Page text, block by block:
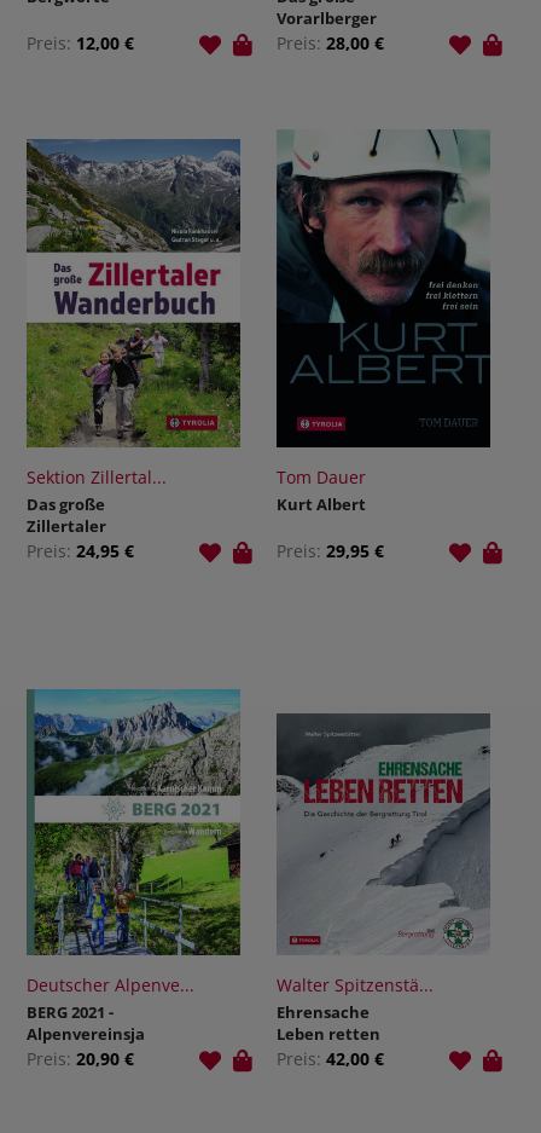
Preis: 12,00 €
Vorarlberger
Gipfelbuch
Preis: 28,00 €
Sektion Zillertal...
Das große
Zillertaler
Wanderbuch
Preis:24,95 €
Tom Dauer
Kurt Albert
Preis: 29,95 €
Deutscher Alpenve...
BERG 2021 -
Alpenvereinsja
hrbuch
Preis:20,90 €
Walter Spitzenstä...
Ehrensache
Leben retten
Preis: 42,00 €